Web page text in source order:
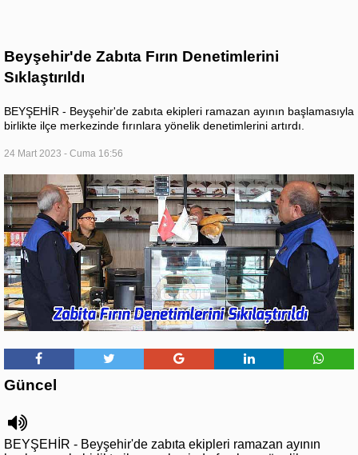
Beyşehir'de Zabıta Fırın Denetimlerini
Sıklaştırıldı
BEYŞEHİR - Beyşehir'de zabıta ekipleri ramazan ayının başlamasıyla
birlikte ilçe merkezinde fırınlara yönelik denetimlerini artırdı.
24 Mart 2023 - Cuma 16:56
Güncel
BEYŞEHİR - Beyşehir'de zabıta ekipleri ramazan ayının